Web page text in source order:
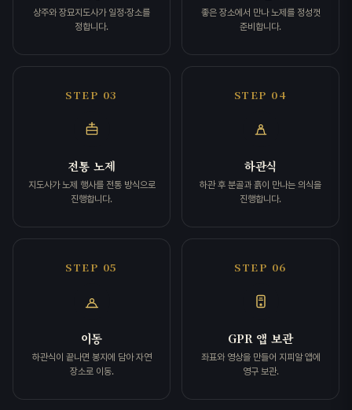
상주와 장묘지도사가 일정·장소를
정합니다.
좋은 장소에서 만나 노제를 정성껏
준비합니다.
STEP 03
전통 노제
지도사가 노제 행사를 전통 방식으로
진행합니다.
STEP 04
하관식
하관 후 분골과 흙이 만나는 의식을
진행합니다.
STEP 05
이동
하관식이 끝나면 봉지에 담아 자연
장소로 이동.
STEP 06
GPR 앱 보관
좌표와 영상을 만들어 지피알 앱에
영구 보관.